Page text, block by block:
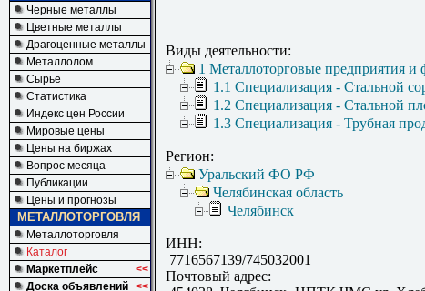
Черные металлы
Цветные металлы
Драгоценные металлы
Металлолом
Сырье
Статистика
Индекс цен России
Мировые цены
Цены на биржах
Вопрос месяца
Публикации
Цены и прогнозы
МЕТАЛЛОТОРГОВЛЯ
Металлоторговля
Каталог
Маркетплейс
<<
Доска объявлений <<
Виды деятельности:
1 Металлоторговые предприятия
1.1 Специализация - Стальной
1.2 Специализация - Стальной
1.3 Специализация - Трубная
Регион:
Уральский ФО РФ
Челябинская область
Челябинск
ИНН:
7716567139/745032001
Почтовый адрес: